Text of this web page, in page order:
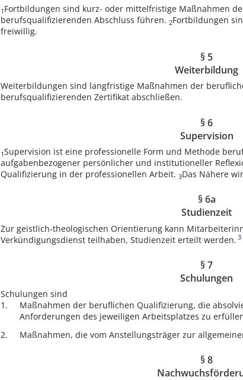
1 Fortbildungen sind kurz- oder mittelfristige Maßnahmen
berufsqualifizierenden Abschluss führen. 2Fortbildungen
freiwillig.
§ 5
Weiterbildung
Weiterbildungen sind langfristige Maßnahmen der
berufsqualifizierenden Zertifikat abschließen.
§ 6
Supervision
1Supervision ist eine professionelle Form und Methode
aufgabenbezogener persönlicher und institutioneller
Qualifizierung in der professionellen Arbeit.3Das Nähere
§ 6a
Studienzeit
Zur geistlich-theologischen Orientierung kann
Verkündigungsdienst teilhaben, Studienzeit erteilt werden. 3
§ 7
Schulungen
Schulungen sind
Maßnahmen der beruflichen Qualifizierung, die
Anforderungen des jeweiligen Arbeitsplatzes zu
Maßnahmen, die vom Anstellungsträger zur
§ 8